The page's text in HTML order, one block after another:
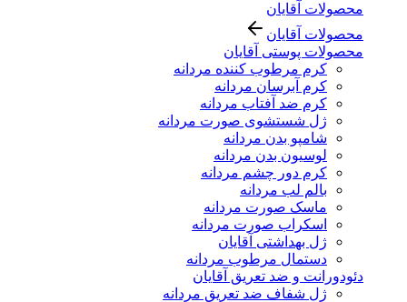
محصولات آقایان
محصولات آقایان
محصولات پوستی آقایان
کرم مرطوب کننده مردانه
کرم آبرسان مردانه
کرم ضد آفتاب مردانه
ژل شستشوی صورت مردانه
شامپو بدن مردانه
لوسیون بدن مردانه
کرم دور چشم مردانه
بالم لب مردانه
ماسک صورت مردانه
اسکراب صورت مردانه
ژل بهداشتی آقایان
دستمال مرطوب مردانه
دئودورانت و ضد تعریق آقایان
ژل شفاف ضد تعریق مردانه